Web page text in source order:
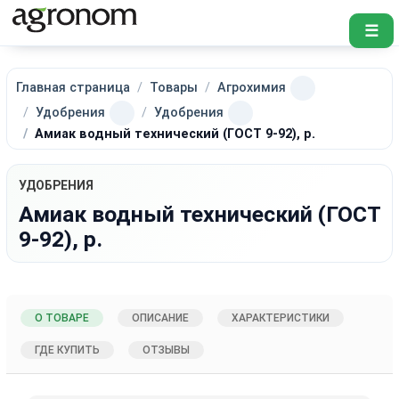
☰
Главная страница Товары
Агрохимия
Удобрения
Удобрения
Амиак водный технический (ГОСТ 9-92), р.
УДОБРЕНИЯ
Амиак водный технический (ГОСТ
9-92), р.
О ТОВАРЕ ОПИСАНИЕ ХАРАКТЕРИСТИКИ
ГДЕ КУПИТЬ ОТЗЫВЫ